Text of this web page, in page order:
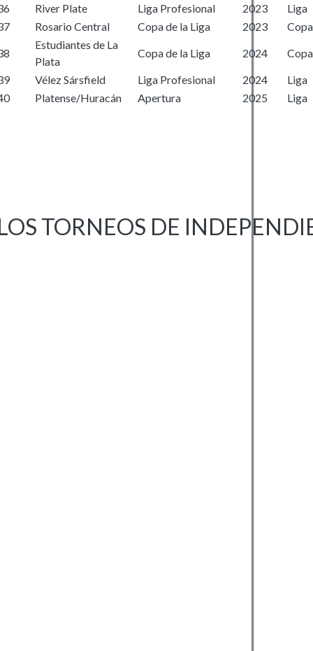
River Plate Liga Profesional 2023
Liga
Rosario Central Copa de la Liga 2023
Copa
Estudiantes de La
Plata
Copa de la Liga 2024
Copa
Vélez Sársfield Liga Profesional 2024
Liga
Platense/Huracán Apertura 2025 Liga
TORNEOS DE